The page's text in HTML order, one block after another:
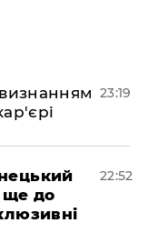
23:19
ще до
22:52